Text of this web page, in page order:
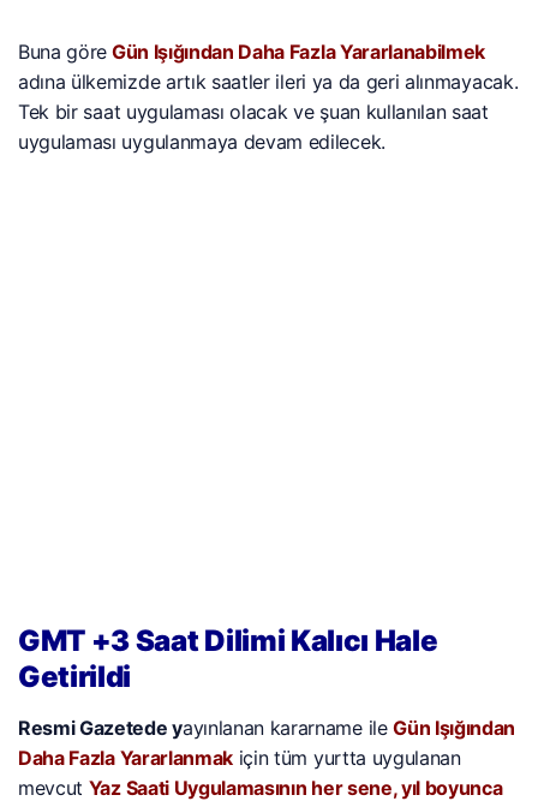
Buna göre Gün Işığından Daha Fazla Yararlanabilmek
adına ülkemizde artık saatler ileri ya da geri alınmayacak.
Tek bir saat uygulaması olacak ve şuan kullanılan saat
uygulaması uygulanmaya devam edilecek.
GMT +3 Saat Dilimi Kalıcı Hale
Getirildi
Resmi Gazetede yayınlanan kararname ileGün Işığından
Daha Fazla Yararlanmak için tüm yurtta uygulanan
mevcut Yaz Saati Uygulamasının her sene, yıl boyunca